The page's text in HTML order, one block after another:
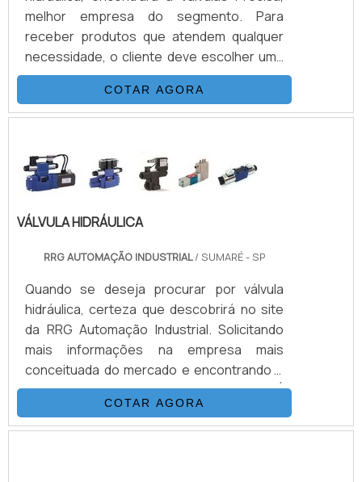
melhor empresa do segmento. Para
receber produtos que atendem qualquer
necessidade, o cliente deve escolher uma
organização que se destaque por um bom
suporte pré-venda e tenha ampla
experiência no ramo.MAIS SOBRE VÁLVULA
quer encontrar válvula de contrabalanço
hidráulica em uma empresa inovadora,
descobre a Válvulas Preci...
COTAR AGORA
VÁLVULA HIDRÁULICA
RRG AUTOMAÇÃO INDUSTRIAL/ SUMARÉ - SP
Quando se deseja procurar por válvula
hidráulica, certeza que descobrirá no site
da RRG Automação Industrial. Solicitando
mais informações na empresa mais
conceituada do mercado e encontrando a
melhor referência em qualidade.É
importante lembrar que o produto deve
sempre ser adquirido com empresas
COTAR AGORA